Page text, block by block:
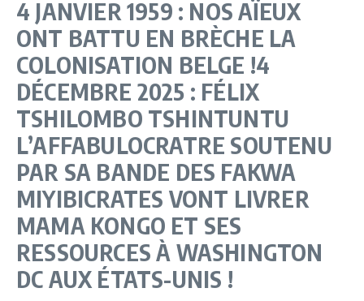
4 JANVIER 1959 : NOS AÏEUX
ONT BATTU EN BRÈCHE LA
COLONISATION BELGE !4
DÉCEMBRE 2025 : FÉLIX
TSHILOMBO TSHINTUNTU
L’AFFABULOCRATRE SOUTENU
PAR SA BANDE DES FAKWA
MIYIBICRATES VONT LIVRER
MAMA KONGO ET SES
RESSOURCES À WASHINGTON
DC AUX ÉTATS-UNIS !